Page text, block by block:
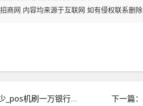
商网 内容均来源于互联网 如有侵权联系删除
上一篇：pos机刷一万银行挣多少_pos机刷一万银行挣多少手续费